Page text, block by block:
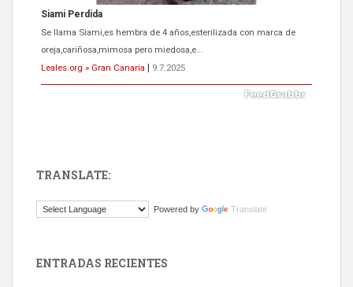
Siami Perdida
Se llama Siami,es hembra de 4 años,esterilizada con marca de
oreja,cariñosa,mimosa pero miedosa,e...
Leales.org » Gran Canaria
9.7.2025
El ayuntamiento se va a llevar a Los Gatos callejeros de la zona los
TRANSLATE:
Powered by Translate
ENTRADAS RECIENTES